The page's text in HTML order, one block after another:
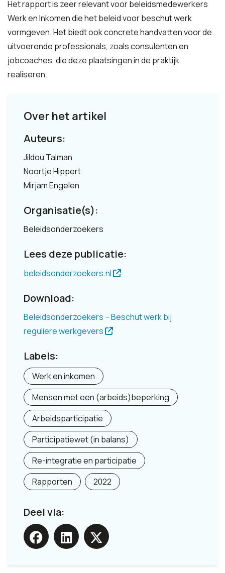
Het rapport is zeer relevant voor beleidsmedewerkers
Werk en Inkomen die het beleid voor beschut werk
vormgeven. Het biedt ook concrete handvatten voor de
uitvoerende professionals, zoals consulenten en
jobcoaches, die deze plaatsingen in de praktijk
realiseren.
Over het artikel
Auteurs:
Jildou Talman
Noortje Hippert
Mirjam Engelen
Organisatie(s):
Beleidsonderzoekers
Lees deze publicatie:
beleidsonderzoekers.nl
Download:
Beleidsonderzoekers – Beschut werk bij
reguliere werkgevers
Labels:
Werk en inkomen
Mensen met een (arbeids)beperking
Arbeidsparticipatie
Participatiewet (in balans)
Re-integratie en participatie
Rapporten
2022
Deel via: